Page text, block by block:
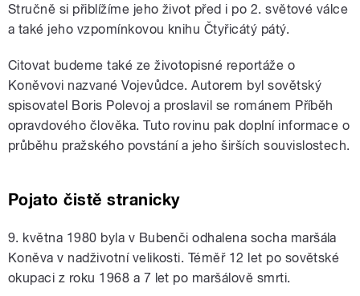
Stručně si přiblížíme jeho život před i po 2. světové válce
a také jeho vzpomínkovou knihu Čtyřicátý pátý.
Citovat budeme také ze životopisné reportáže o
Koněvovi nazvané Vojevůdce. Autorem byl sovětský
spisovatel Boris Polevoj a proslavil se románem Příběh
opravdového člověka. Tuto rovinu pak doplní informace o
průběhu pražského povstání a jeho širších souvislostech.
Pojato čistě stranicky
9. května 1980 byla v Bubenči odhalena socha maršála
Koněva v nadživotní velikosti. Téměř 12 let po sovětské
okupaci z roku 1968 a 7 let po maršálově smrti.